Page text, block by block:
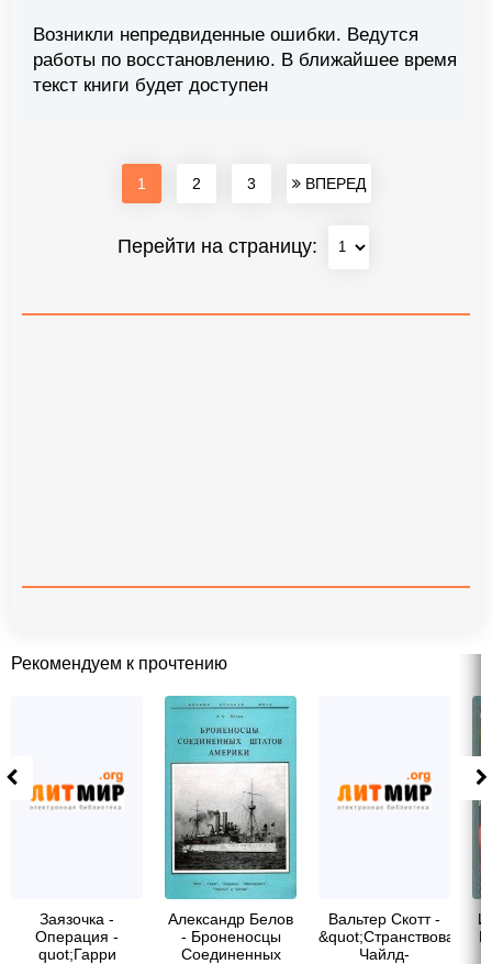
Возникли непредвиденные ошибки. Ведутся
работы по восстановлению. В ближайшее время
текст книги будет доступен
1 2 3 ВПЕРЕД
Перейти на страницу:
Рекомендуем к прочтению
Заязочка -
Операция -
quot;Гарри
Александр Белов
- Броненосцы
Соединенных
Вальтер Скотт -
&quot;Странствования
Чайлд-